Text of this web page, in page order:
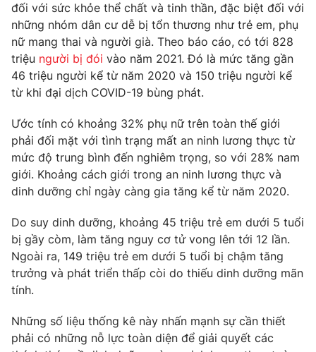
Góc doanh nghiệp
Truyền hình
Phim VTV
Hậu trường
Nhân vật
Khán giả
Giải sao mai
Giải trí
Điện ảnh
Sao
Đời sống
Du lịch
Làm đẹp
Chất lượng cuộc sống
Giáo dục
Tuyển sinh
Học trực tuyến
Công nghệ
Sản phẩm
Thị trường
Tư vấn
Giao lưu trực tuyến
Lịch phát sóng
Emagazine Podcast
đối với sức khỏe thể chất và tinh thần, đặc biệt đối với
những nhóm dân cư dễ bị tổn thương như trẻ em, phụ
nữ mang thai và người già. Theo báo cáo, có tới 828
triệu người bị đói vào năm 2021. Đó là mức tăng gần
46 triệu người kể từ năm 2020 và 150 triệu người kể
từ khi đại dịch COVID-19 bùng phát.
Ước tính có khoảng 32% phụ nữ trên toàn thế giới
phải đối mặt với tình trạng mất an ninh lương thực từ
mức độ trung bình đến nghiêm trọng, so với 28% nam
giới. Khoảng cách giới trong an ninh lương thực và
dinh dưỡng chỉ ngày càng gia tăng kể từ năm 2020.
Do suy dinh dưỡng, khoảng 45 triệu trẻ em dưới 5 tuổi
bị gầy còm, làm tăng nguy cơ tử vong lên tới 12 lần.
Ngoài ra, 149 triệu trẻ em dưới 5 tuổi bị chậm tăng
trưởng và phát triển thấp còi do thiếu dinh dưỡng mãn
tính.
Những số liệu thống kê này nhấn mạnh sự cần thiết
phải có những nỗ lực toàn diện để giải quyết các